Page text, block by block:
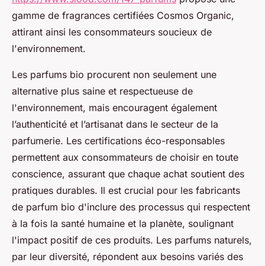
gamme de fragrances certifiées Cosmos Organic,
attirant ainsi les consommateurs soucieux de
l'environnement.
Les parfums bio procurent non seulement une
alternative plus saine et respectueuse de
l'environnement, mais encouragent également
l’authenticité et l’artisanat dans le secteur de la
parfumerie. Les certifications éco-responsables
permettent aux consommateurs de choisir en toute
conscience, assurant que chaque achat soutient des
pratiques durables. Il est crucial pour les fabricants
de parfum bio d'inclure des processus qui respectent
à la fois la santé humaine et la planète, soulignant
l'impact positif de ces produits. Les parfums naturels,
par leur diversité, répondent aux besoins variés des